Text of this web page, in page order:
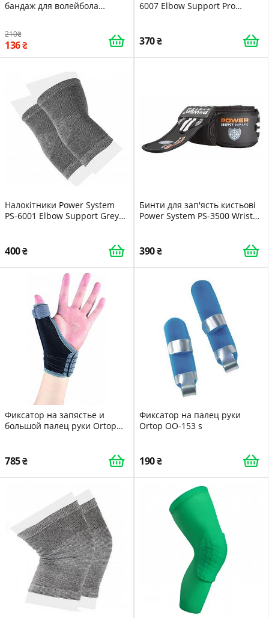
бандаж для волейбола
210
136
6007 Elbow Support Pro
370
Налокітники Power System
PS-6001 Elbow Support Grey
400
Бинти для зап'ясть кистьові
Power System PS-3500 Wrist
390
Фиксатор на запястье и
большой палец руки Ortop
785
Фиксатор на палец руки
Ortop OO-153 s
190